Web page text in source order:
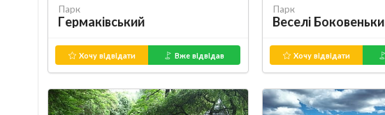
Парк
Гермаківський
Хочу відвідати Вже відвідав
Парк
Веселі Боковеньки
Хочу відвідати